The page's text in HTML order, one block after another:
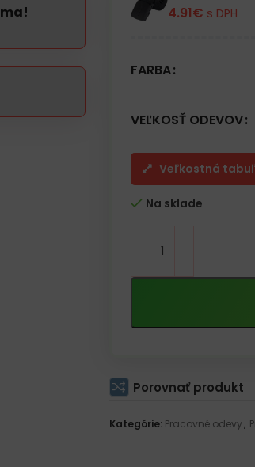
4.91€ s DPH
FARBA
VEĽKOSŤ ODEVOV
Veľkostná
Na sklade
Porovnať produkt
Kategórie: Pracovné odevy ,